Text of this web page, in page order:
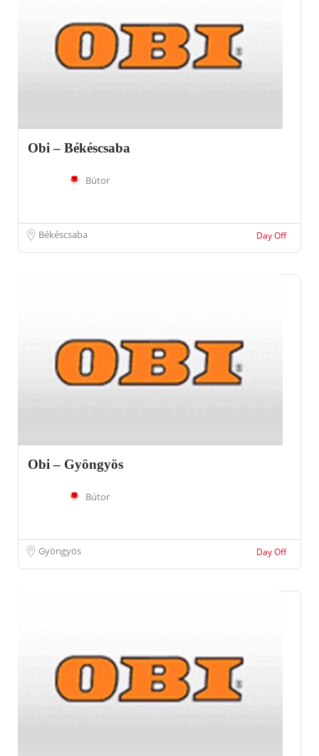
Obi – Békéscsaba
Bútor
Békéscsaba Day Off
Obi – Gyöngyös
Bútor
Gyöngyös Day Off